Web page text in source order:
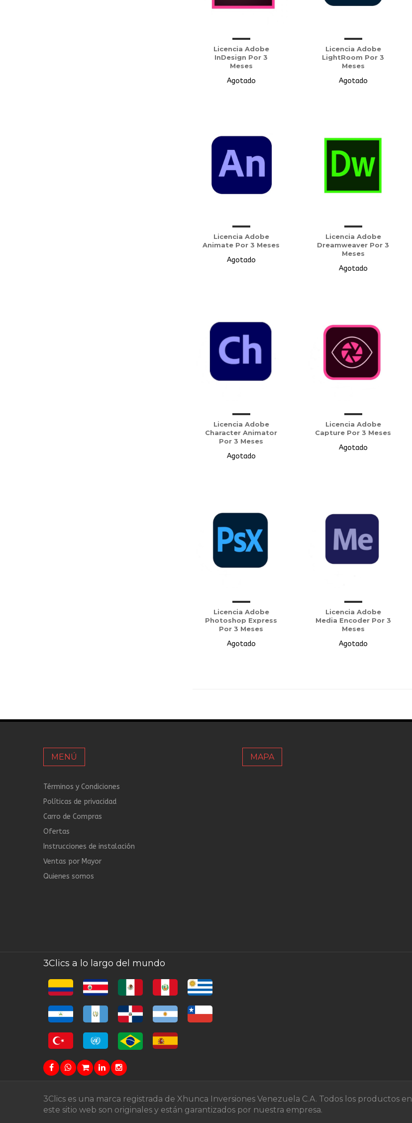
Licencia Adobe
InDesign Por 3
Meses
Agotado
Licencia Adobe
LightRoom Por 3
Meses
Agotado
Licencia Adobe
Animate Por 3 Meses
Agotado
Licencia Adobe
Dreamweaver Por 3
Meses
Agotado
Licencia Adobe
Character Animator
Por 3 Meses
Agotado
Licencia Adobe
Capture Por 3 Meses
Agotado
Licencia Adobe
Photoshop Express
Por 3 Meses
Agotado
Licencia Adobe
Media Encoder Por 3
Meses
Agotado
MENÚ
Términos y Condiciones
Políticas de privacidad
Carro de Compras
Ofertas
Instrucciones de instalación
Ventas por Mayor
Quienes somos
MAPA
3Clics a lo largo del mundo
3Clics es una marca registrada de Xhunca Inversiones Venezuela C.A. Todos los productos en
este sitio web son originales y están garantizados por nuestra empresa.